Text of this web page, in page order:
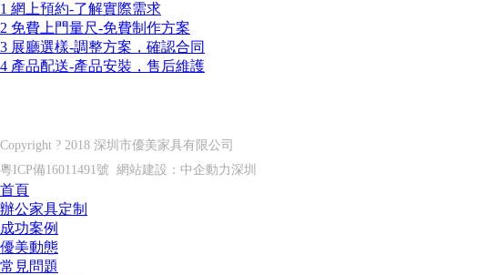
1 網上預約-了解實際需求
2 免費上門量尺-免費制作方案
3 展廳選樣-調整方案，確認合同
4 產品配送-產品安裝，售后維護
Copyright ? 2018 深圳市優美家具有限公司
粵ICP備16011491號 網站建設： 中企動力深圳
首頁
辦公家具定制
成功案例
優美動態
常見問題